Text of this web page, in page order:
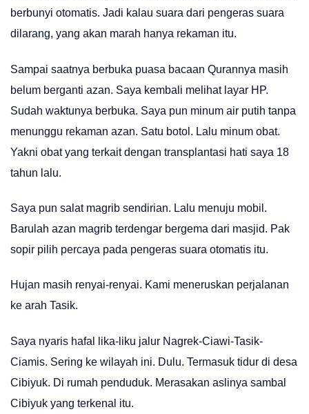
berbunyi otomatis. Jadi kalau suara dari pengeras suara
dilarang, yang akan marah hanya rekaman itu.
Sampai saatnya berbuka puasa bacaan Qurannya masih
belum berganti azan. Saya kembali melihat layar HP.
Sudah waktunya berbuka. Saya pun minum air putih tanpa
menunggu rekaman azan. Satu botol. Lalu minum obat.
Yakni obat yang terkait dengan transplantasi hati saya 18
tahun lalu.
Saya pun salat magrib sendirian. Lalu menuju mobil.
Barulah azan magrib terdengar bergema dari masjid. Pak
sopir pilih percaya pada pengeras suara otomatis itu.
Hujan masih renyai-renyai. Kami meneruskan perjalanan
ke arah Tasik.
Saya nyaris hafal lika-liku jalur Nagrek-Ciawi-Tasik-
Ciamis. Sering ke wilayah ini. Dulu. Termasuk tidur di desa
Cibiyuk. Di rumah penduduk. Merasakan aslinya sambal
Cibiyuk yang terkenal itu.